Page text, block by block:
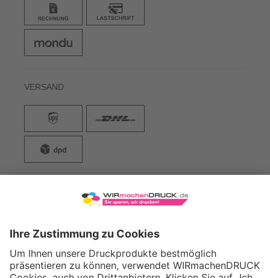
VERSAND
WIRmachenDRUCK GmbH
71522 Backnang
Tel.: +49 (0) 711 995 982 - 20
Fax: +49 (0) 711 995 982 - 21